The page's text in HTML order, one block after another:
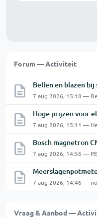
Forum — Activiteit
Bellen en blazen bij
7 aug 2026, 15:18 —
Hoge prijzen voor
7 aug 2026, 15:11 —
7 aug 2026, 14:56 —
7 aug 2026, 14:46 —
Vraag & Aanbod —